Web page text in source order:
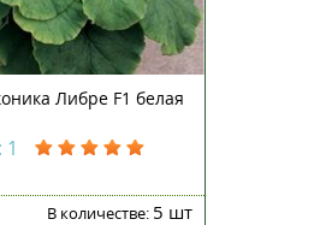
к листьям. Хар...
Либре F1 белая
В количестве: 5 шт